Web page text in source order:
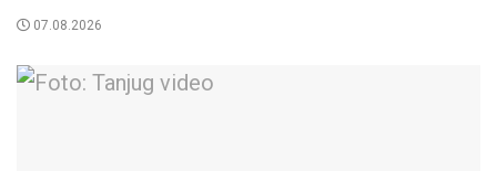
07.08.2026